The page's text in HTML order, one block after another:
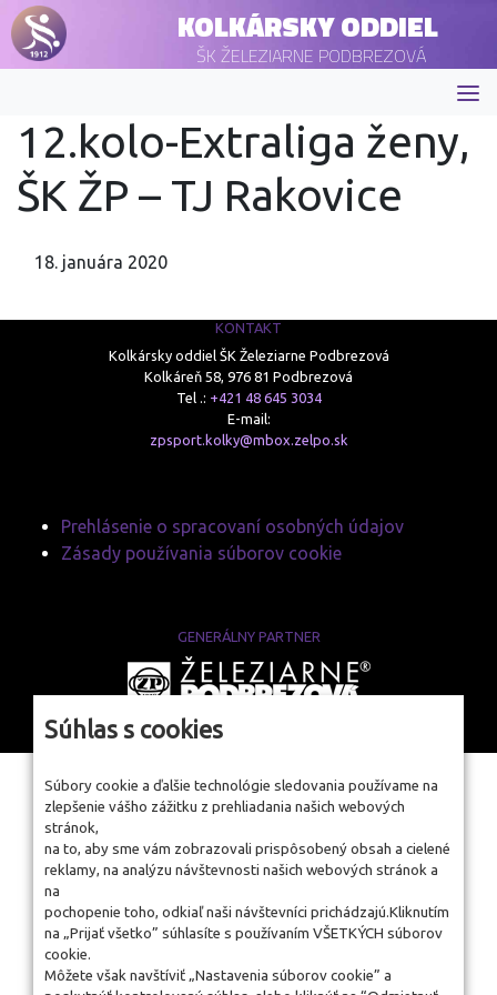
KOLKÁRSKY ODDIEL
ŠK ŽELEZIARNE PODBREZOVÁ
12.kolo-Extraliga ženy,
ŠK ŽP – TJ Rakovice
18. januára 2020
KONTAKT
Kolkársky oddiel ŠK Železiarne Podbrezová
Kolkáreň 58, 976 81 Podbrezová
Tel .: +421 48 645 3034
E-mail:
zpsport.kolky@mbox.zelpo.sk
Prehlásenie o spracovaní osobných údajov
Zásady používania súborov cookie
GENERÁLNY PARTNER
www.zelpo.sk
Súhlas s cookies
Súbory cookie a ďalšie technológie sledovania používame na
zlepšenie vášho zážitku z prehliadania našich webových
stránok,
na to, aby sme vám zobrazovali prispôsobený obsah a cielené
reklamy, na analýzu návštevnosti našich webových stránok a
na
pochopenie toho, odkiaľ naši návštevníci prichádzajú.Kliknutím
na „Prijať všetko” súhlasíte s používaním VŠETKÝCH súborov
cookie.
Môžete však navštíviť „Nastavenia súborov cookie” a